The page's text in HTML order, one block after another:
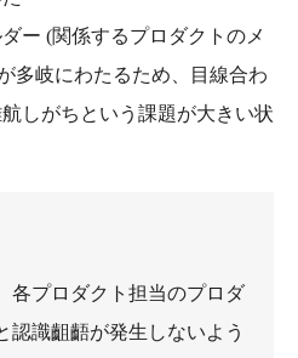
ー (関係するプロダクトのメ
多岐にわたるため、目線合わ
しがちという課題が大きい状
各プロダクト担当のプロダ
認識齟齬が発生しないよう